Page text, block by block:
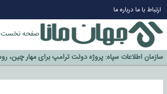
ارتباط با مادرباره ما
صفحه نخست
چرا طلا دوباره افزایشی شد؟
گزینه جدایی اوسمار روی میز مدیران پرسپولیس